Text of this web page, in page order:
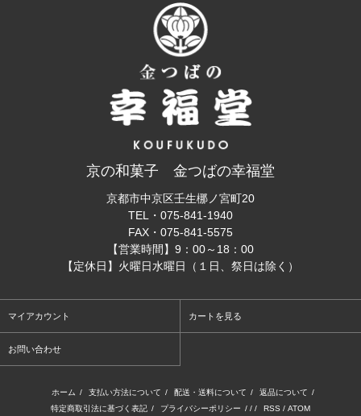
京の和菓子 金つばの幸福堂
京都市中京区壬生梛ノ宮町20
TEL・ 075-841-1940
FAX・ 075-841-5575
【営業時間】9：00～18：00
【定休日】火曜日水曜日（１日、祭日は除く）
マイアカウント カートを見る
お問い合わせ
ホーム / 支払い方法について / 配送・送料について / 返品について /
特定商取引法に基づく表記 / プライバシーポリシー / / / RSS / ATOM